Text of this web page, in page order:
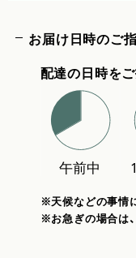
お届け日時のご
配達の日時を
※天候などの事情
※お急ぎの場合は